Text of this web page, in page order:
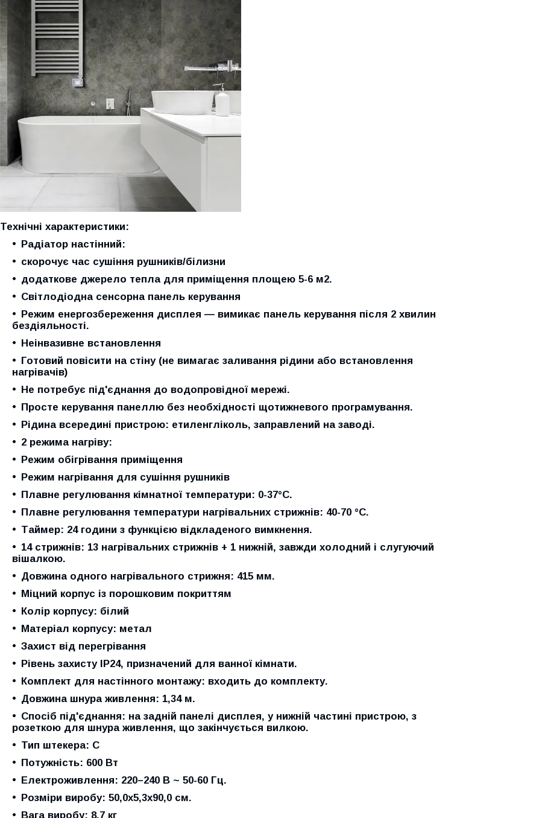
Технічні характеристики:
Радіатор настінний:
скорочує час сушіння рушників/білизни
додаткове джерело тепла для приміщення площею 5-6 м2.
Світлодіодна сенсорна панель керування
Режим енергозбереження дисплея — вимикає панель керування після 2 хвилин
бездіяльності.
Неінвазивне встановлення
Готовий повісити на стіну (не вимагає заливання рідини або встановлення
нагрівачів)
Не потребує під'єднання до водопровідної мережі.
Просте керування панеллю без необхідності щотижневого програмування.
Рідина всередині пристрою: етиленгліколь, заправлений на заводі.
2 режима нагріву:
Режим обігрівання приміщення
Режим нагрівання для сушіння рушників
Плавне регулювання кімнатної температури: 0-37°C.
Плавне регулювання температури нагрівальних стрижнів: 40-70 °C.
Таймер: 24 години з функцією відкладеного вимкнення.
14 стрижнів: 13 нагрівальних стрижнів + 1 нижній, завжди холодний і слугуючий
вішалкою.
Довжина одного нагрівального стрижня: 415 мм.
Міцний корпус із порошковим покриттям
Колір корпусу: білий
Матеріал корпусу: метал
Захист від перегрівання
Рівень захисту IP24, призначений для ванної кімнати.
Комплект для настінного монтажу: входить до комплекту.
Довжина шнура живлення: 1,34 м.
Спосіб під'єднання: на задній панелі дисплея, у нижній частині пристрою, з
розеткою для шнура живлення, що закінчується вилкою.
Тип штекера: C
Потужність: 600 Вт
Електроживлення: 220–240 В ~ 50-60 Гц.
Розміри виробу: 50,0x5,3x90,0 см.
Вага виробу: 8,7 кг